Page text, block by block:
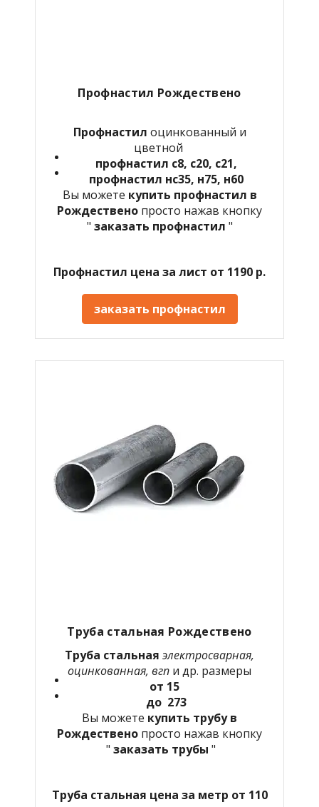
Профнастил Рождествено
Профнастил оцинкованный и
цветной
профнастил с8, с20, с21,
профнастил нс35, н75, н60
Вы можете купить профнастил в
Рождествено просто нажав кнопку
" заказать профнастил "
Профнастил цена за лист от 1190 р.
заказать профнастил
Труба стальная Рождествено
Труба стальная электросварная,
оцинкованная, вгп и др. размеры
от 15
до 273
Вы можете купить трубу в
Рождествено просто нажав кнопку
" заказать трубы "
Труба стальная цена за метр от 110